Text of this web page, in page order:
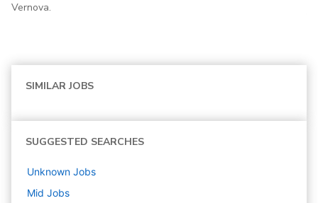
Vernova.
SIMILAR JOBS
SUGGESTED SEARCHES
Unknown Jobs
Mid Jobs